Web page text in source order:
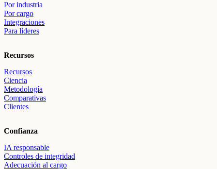
Por industria
Por cargo
Integraciones
Para líderes
Recursos
Recursos
Ciencia
Metodología
Comparativas
Clientes
Confianza
IA responsable
Controles de integridad
Adecuación al cargo